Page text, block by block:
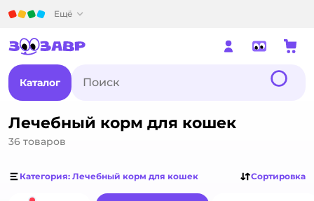
Ещё
Каталог
Лечебный корм для кошек
36 товаров
Категория: Лечебный корм для кошек Сортировка